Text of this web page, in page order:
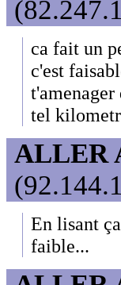
ca fait un
c'est
t'amenager
tel
ALLER
En lisant
faible...